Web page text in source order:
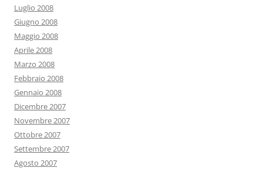
Luglio 2008
Giugno 2008
Maggio 2008
Aprile 2008
Marzo 2008
Febbraio 2008
Gennaio 2008
Dicembre 2007
Novembre 2007
Ottobre 2007
Settembre 2007
Agosto 2007